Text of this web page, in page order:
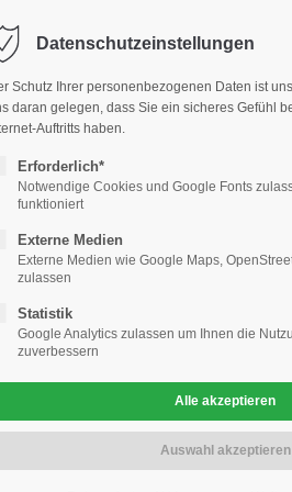
dolor sit amet:
/ 365days
for our customers
- 5:00pm
kramm.de
Gewerbekunden
Paketpreis – bequem,
Datenschutzeinstellungen
Schutz Ihrer personenbezogenen Daten ist
daran gelegen, dass Sie ein sicheres Gefühl
Auftritts haben.
Erforderlich*
Notwendige Cookies und Google Fonts
funktioniert
Externe Medien
Externe Medien wie Google Maps,
zulassen
Statistik
Google Analytics zulassen um Ihnen die
zuverbessern